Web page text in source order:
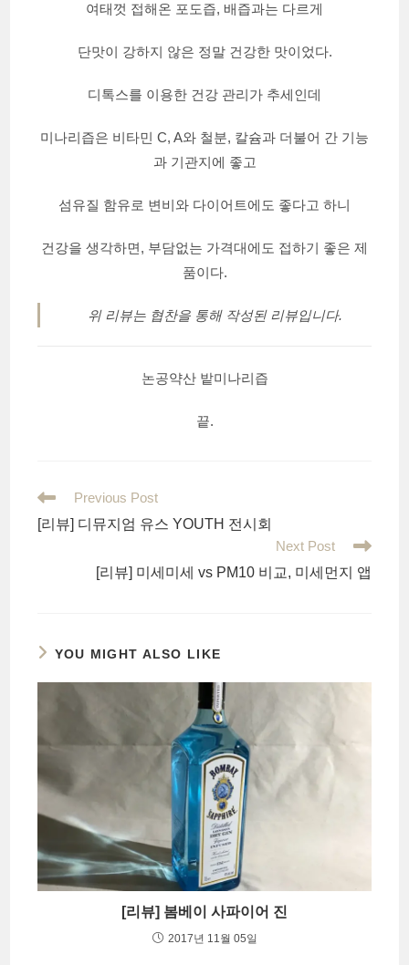
여태껏 접해온 포도즙, 배즙과는 다르게
단맛이 강하지 않은 정말 건강한 맛이었다.
디톡스를 이용한 건강 관리가 추세인데
미나리즙은 비타민 C, A와 철분, 칼슘과 더불어 간 기능
과 기관지에 좋고
섬유질 함유로 변비와 다이어트에도 좋다고 하니
건강을 생각하면, 부담없는 가격대에도 접하기 좋은 제
품이다.
위 리뷰는 협찬을 통해 작성된 리뷰입니다.
논공약산 밭미나리즙
끝.
Read
articles
Previous Post
[리뷰] 디뮤지엄 유스 YOUTH 전시회
Next Post
[리뷰] 미세미세 vs PM10 비교, 미세먼지 앱
YOU MIGHT ALSO LIKE
[리뷰] 봄베이 사파이어 진
2017년 11월 05일